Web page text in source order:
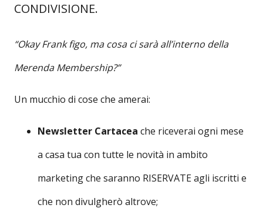
CONDIVISIONE.
“Okay Frank figo, ma cosa ci sarà all’interno della
Merenda Membership?”
Un mucchio di cose che amerai:
Newsletter Cartacea che riceverai ogni mese
a casa tua con tutte le novità in ambito
marketing che saranno RISERVATE agli iscritti e
che non divulgherò altrove;